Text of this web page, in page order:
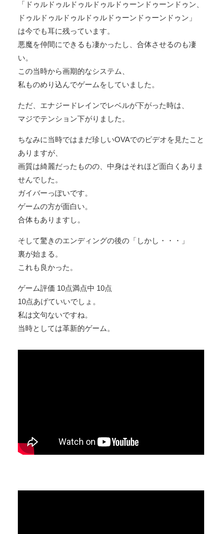
「ドゥルドゥルドゥルドゥルドゥーンドゥーンドゥン、
ドゥルドゥルドゥルドゥルドゥーンドゥーンドゥン」
は今でも耳に残っています。
悪魔を仲間にできるも凄かったし、合体させるのも凄
い。
この当時から画期的なシステム、
私ものめり込んでゲームをしていました。
ただ、エナジードレインでレベルが下がった時は、
マジでテンション下がりました。
ちなみに当時ではまだ珍しいOVAでのビデオを見たこと
ありますが、
画質は綺麗だったものの、中身はそれほど面白くありま
せんでした。
ガイバーっぽいです。
ゲームの方が面白い。
合体もありますし。
そして驚きのエンディングの後の「しかし・・・」
裏が始まる。
これも良かった。
ゲーム評価 10点満点中 10点
10点あげていいでしょ。
私は文句ないですね。
当時としては革新的ゲーム。